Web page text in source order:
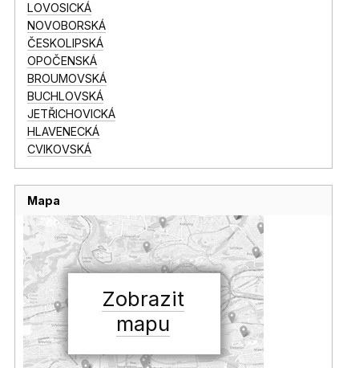
LOVOSICKÁ
NOVOBORSKÁ
ČESKOLIPSKÁ
OPOČENSKÁ
BROUMOVSKÁ
BUCHLOVSKÁ
JETŘICHOVICKÁ
HLAVENECKÁ
CVIKOVSKÁ
Mapa
Zobrazit
mapu